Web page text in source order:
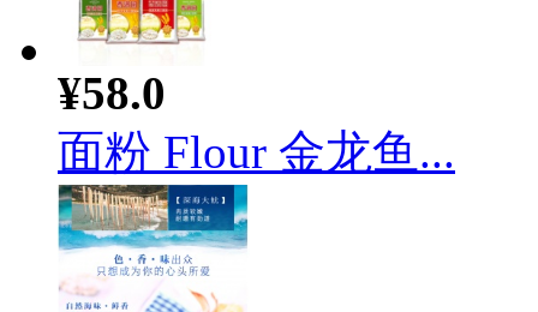
¥58.0
面粉 Flour 金龙鱼...